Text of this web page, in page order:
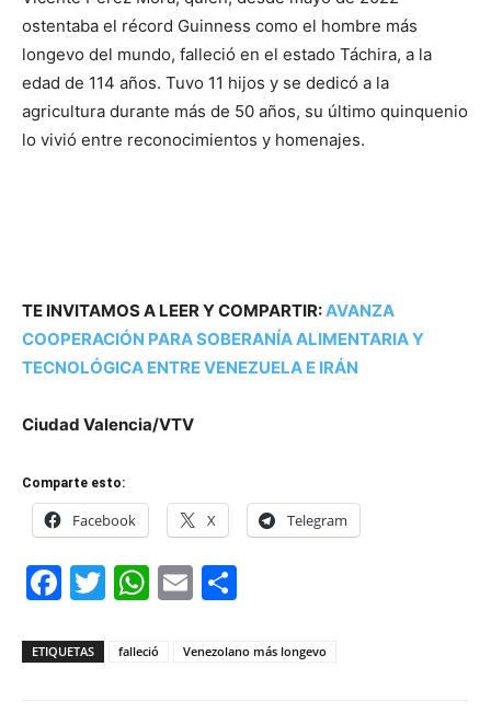
ostentaba el récord Guinness como el hombre más
longevo del mundo, falleció en el estado Táchira, a la
edad de 114 años. Tuvo 11 hijos y se dedicó a la
agricultura durante más de 50 años, su último quinquenio
lo vivió entre reconocimientos y homenajes.
TE INVITAMOS A LEER Y COMPARTIR:AVANZA
COOPERACIÓN PARA SOBERANÍA ALIMENTARIA Y
TECNOLÓGICA ENTRE VENEZUELA E IRÁN
Ciudad Valencia/VTV
Comparte esto:
Facebook X Telegram
Facebook
Twitter
WhatsApp
Email
ETIQUETAS falleció Venezolano más longevo